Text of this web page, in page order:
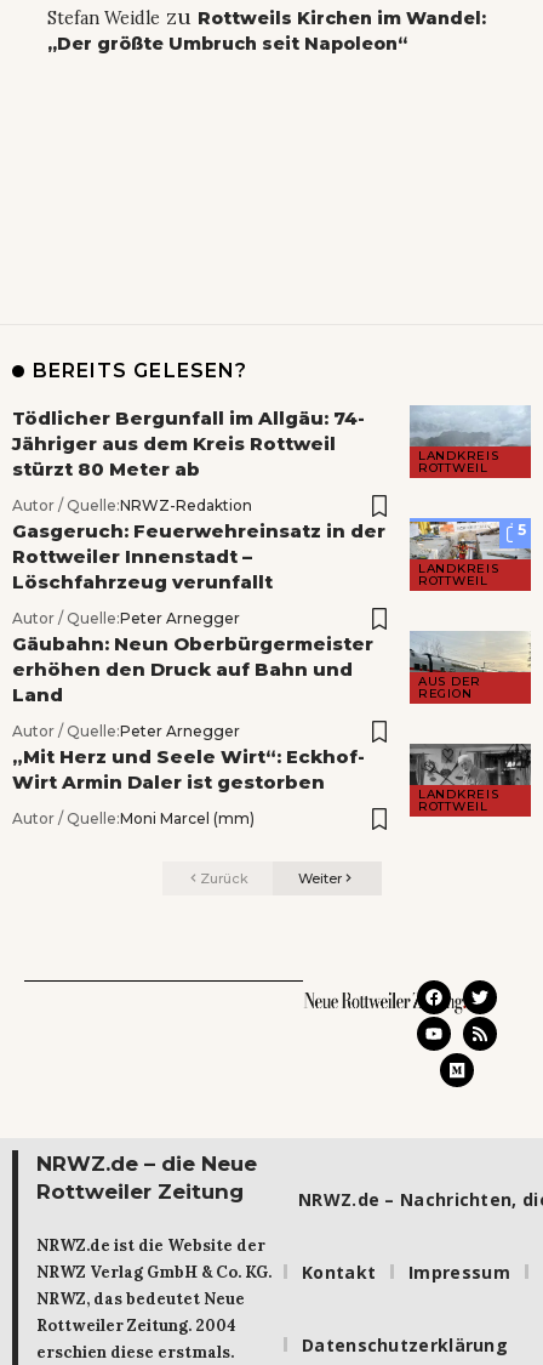
Stefan Weidle zu Rottweils Kirchen im Wandel:
„Der größte Umbruch seit Napoleon“
BEREITS GELESEN?
LANDKREIS
ROTTWEIL
Tödlicher Bergunfall im Allgäu: 74-
Jähriger aus dem Kreis Rottweil
stürzt 80 Meter ab
Autor / Quelle:NRWZ-Redaktion
5
LANDKREIS
ROTTWEIL
Gasgeruch: Feuerwehreinsatz in der
Rottweiler Innenstadt –
Löschfahrzeug verunfallt
Autor / Quelle:Peter Arnegger
AUS DER
REGION
Gäubahn: Neun Oberbürgermeister
erhöhen den Druck auf Bahn und
Land
Autor / Quelle:Peter Arnegger
LANDKREIS
ROTTWEIL
„Mit Herz und Seele Wirt“: Eckhof-
Wirt Armin Daler ist gestorben
Autor / Quelle:Moni Marcel (mm)
Zurück Weiter
NRWZ.de – die Neue
Rottweiler Zeitung
NRWZ.de ist die Website der
NRWZ Verlag GmbH & Co. KG.
NRWZ, das bedeutet Neue
Rottweiler Zeitung. 2004
erschien diese erstmals.
NRWZ.de – Nachrichten,
Kontakt Impressum
Datenschutzerklärung